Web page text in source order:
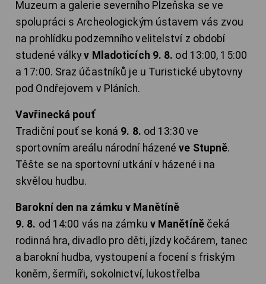
Muzeum a galerie severního Plzeňska se ve
spolupráci s Archeologickým ústavem vás zvou
na prohlídku podzemního velitelství z období
studené válkyv Mladoticích 9. 8. od 13:00, 15:00
a 17:00. Sraz účastníků je u Turistické ubytovny
pod Ondřejovem v Pláních.
Vavřinecká pouť
Tradiční pouť se koná 9. 8. od 13:30 ve
sportovním areálu národní házenéve Stupně.
Těšte se na sportovní utkání v házené i na
skvělou hudbu.
Barokní den na zámku v Manětíně
9. 8. od 14:00 vás na zámku v Manětíněčeká
rodinná hra, divadlo pro děti, jízdy kočárem, tanec
a barokní hudba, vystoupení a focení s friským
koněm, šermíři, sokolnictví, lukostřelba